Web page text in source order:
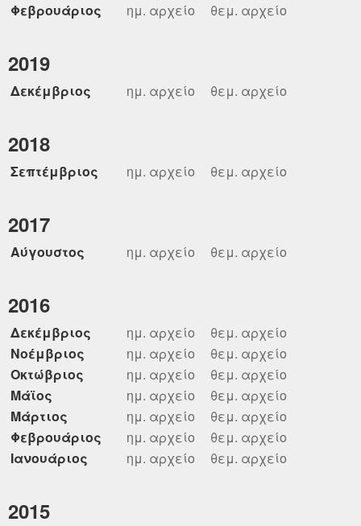
Φεβρουάριος
ημ. αρχείο θεμ. αρχείο
2019
Δεκέμβριος ημ. αρχείο θεμ. αρχείο
2018
Σεπτέμβριος ημ. αρχείο θεμ. αρχείο
2017
Αύγουστος ημ. αρχείο θεμ. αρχείο
2016
Δεκέμβριος ημ. αρχείο
θεμ. αρχείο
Νοέμβριος
ημ. αρχείο
θεμ. αρχείο
Οκτώβριος
ημ. αρχείο
θεμ. αρχείο
Μάϊος
ημ. αρχείο
θεμ. αρχείο
Μάρτιος
ημ. αρχείο
θεμ. αρχείο
Φεβρουάριος
ημ. αρχείο
θεμ. αρχείο
Ιανουάριος
ημ. αρχείο θεμ. αρχείο
2015